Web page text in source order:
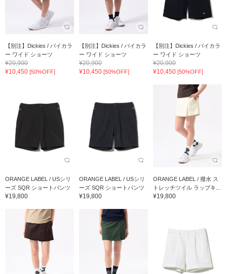
【別注】Dickies / バイカラ
ー ワイド ショーツ
¥20,900
¥10,450 [50%OFF]
【別注】Dickies / バイカラ
ー ワイド ショーツ
¥20,900
¥10,450 [50%OFF]
【別注】Dickies / バイカラ
ー ワイド ショーツ
¥20,900
¥10,450 [50%OFF]
ORANGE LABEL / USシリ
ーズ SQR ショートパンツ
¥19,800
ORANGE LABEL / USシリ
ーズ SQR ショートパンツ
¥19,800
ORANGE LABEL / 撥水 ス
トレッチツイル ラップキ...
¥19,800